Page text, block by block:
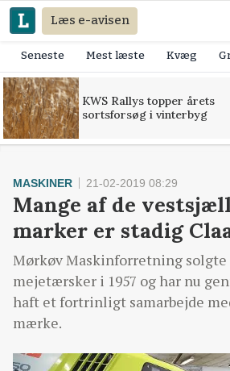
Læs e-avisen
Seneste Mest læste Kvæg
KWS Rallys topper årets
sortsforsøg i vinterbyg
MASKINER 21-02-2019 08:29
Mange af de
marker er stadig
Mørkøv Maskinforretning solgte
mejetærsker i 1957 og har nu
haft et fortrinligt samarbejde
mærke.